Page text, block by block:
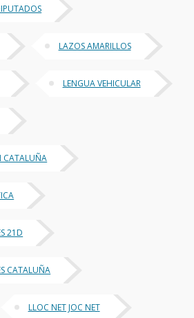
LAZOS AMARILLOS
LENGUA VEHICULAR
CATALUÑA
21D
CATALUÑA
LLOC NET JOC NET